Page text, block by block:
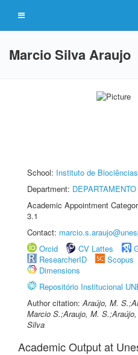
Marcio Silva Araujo
School: Instituto de
Department:
Academic Appointment
3.1
Contact:
Orcid
CV Lattes
ResearcherID
Scopus
Dimensions
Repositório Institucional
Author citation:Araújo, M.
Marcio S.;Araujo, M.
Silva
Academic Output at